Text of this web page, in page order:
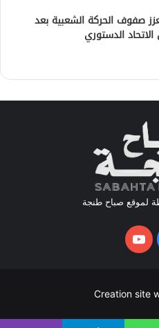
صفوف الحركة الشعبية بعد
الدستوري
لموقع صباح طنجة
يوتيوب
Creation site